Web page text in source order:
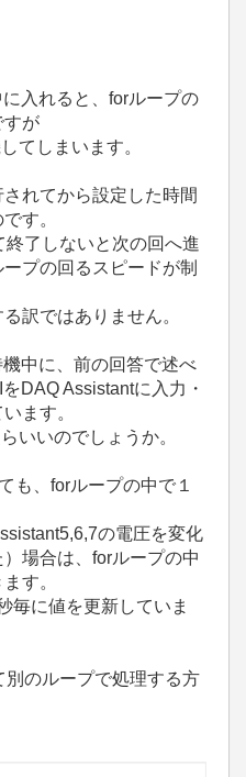
入れると、forループの
すが
てしまいます。
れてから設定した時間
す。
了しないと次の回へ進
プの回るスピードが制
訳ではありません。
中に、前の回答で述べ
DAQ Assistantに入力・
ます。
いいのでしょうか。
も、forループの中で１
の電圧を変化
場合は、forループの中
す。
毎に値を更新していま
別のループで処理する方